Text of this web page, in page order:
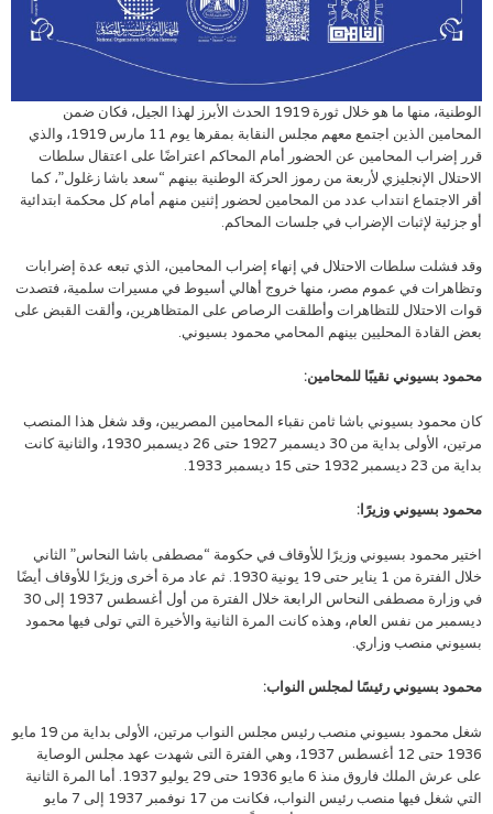
الوطنية، منها ما هو خلال ثورة 1919 الحدث الأبرز لهذا الجيل، فكان ضمن
المحامين الذين اجتمع معهم مجلس النقابة بمقرها يوم 11 مارس 1919، والذي
قرر إضراب المحامين عن الحضور أمام المحاكم اعتراضًا على اعتقال سلطات
الاحتلال الإنجليزي لأربعة من رموز الحركة الوطنية بينهم “سعد باشا زغلول”، كما
أقر الاجتماع انتداب عدد من المحامين لحضور إثنين منهم أمام كل محكمة ابتدائية
أو جزئية لإثبات الإضراب في جلسات المحاكم.
وقد فشلت سلطات الاحتلال في إنهاء إضراب المحامين، الذي تبعه عدة إضرابات
وتظاهرات في عموم مصر، منها خروج أهالي أسيوط في مسيرات سلمية، فتصدت
قوات الاحتلال للتظاهرات وأطلقت الرصاص على المتظاهرين، وألقت القبض على
بعض القادة المحليين بينهم المحامي محمود بسيوني.
محمود بسيوني نقيبًا للمحامين:
كان محمود بسيوني باشا ثامن نقباء المحامين المصريين، وقد شغل هذا المنصب
مرتين، الأولى بداية من 30 ديسمبر 1927 حتى 26 ديسمبر 1930، والثانية كانت
بداية من 23 ديسمبر 1932 حتى 15 ديسمبر 1933.
محمود بسيوني وزيرًا:
اختير محمود بسيوني وزيرًا للأوقاف في حكومة “مصطفى باشا النحاس” الثاني
خلال الفترة من 1 يناير حتى 19 يونية 1930. ثم عاد مرة أخرى وزيرًا للأوقاف أيضًا
في وزارة مصطفى النحاس الرابعة خلال الفترة من أول أغسطس 1937 إلى 30
ديسمبر من نفس العام، وهذه كانت المرة الثانية والأخيرة التي تولى فيها محمود
بسيوني منصب وزاري.
محمود بسيوني رئيسًا لمجلس النواب:
شغل محمود بسيوني منصب رئيس مجلس النواب مرتين، الأولى بداية من 19 مايو
1936 حتى 12 أغسطس 1937، وهي الفترة التى شهدت عهد مجلس الوصاية
على عرش الملك فاروق منذ 6 مايو 1936 حتى 29 يوليو 1937. أما المرة الثانية
التي شغل فيها منصب رئيس النواب، فكانت من 17 نوفمبر 1937 إلى 7 مايو